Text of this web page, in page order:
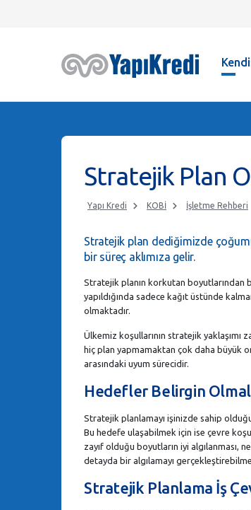
Stratejik Plan
Yapı Kredi KOBİ İşletme Rehberi
Stratejik plan dediğimizde
bir süreç aklımıza gelir.
Stratejik planın korkutan boyutlarından
yapıldığında sadece kağıt üstünde
olmaktadır.
Ülkemiz koşullarının stratejik
hiç plan yapmamaktan çok daha büyük
arasındaki uyum sürecidir.
Hedefler Belirgin
Stratejik planlamayı işinizde sahip
Bu hedefe ulaşabilmek için ise çevre
zayıf olduğu boyutların iyi
detayda bir algılamayı
Stratejik Planlama İş